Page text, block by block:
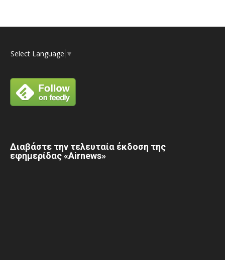
Select Language ▼
Διαβάστε την τελευταία έκδοση της
εφημερίδας «Airnews»